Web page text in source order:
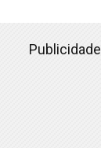
Publicidade